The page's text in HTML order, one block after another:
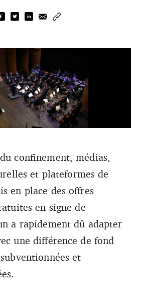
gratuits en ligne, les gens
à une offre payante. Il ne faut pas
contenu gratuit. » Reza Ackbaraly,
de Qwest. (DR)
confinement, médias,
et plateformes de
en place des offres
en signe de
a rapidement dû adapter
une différence de fond
et